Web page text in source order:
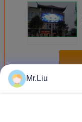
अधिक
Mr.Liu